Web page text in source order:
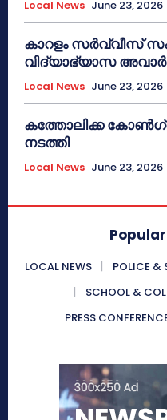
Local News June 23, 2026
കാറളം സർവ്വീസ്
വിദ്യാഭ്യാസ
Local News June 23, 2026
കത്തോലിക്ക
നടത്തി
Local News June 23, 2026
LOCAL NEWS POLICE &
SCHOOL &
PRESS